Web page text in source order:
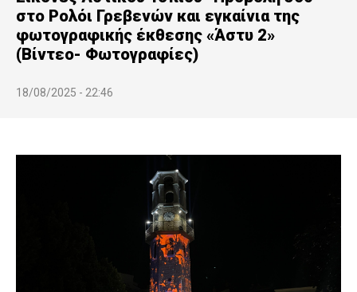
στο Ρολόι Γρεβενών και εγκαίνια της
φωτογραφικής έκθεσης «Άστυ 2»
(Βίντεο- Φωτογραφίες)
18/08/2025 - 22:46